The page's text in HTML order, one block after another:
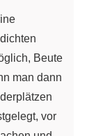
Beute
man dann
vor